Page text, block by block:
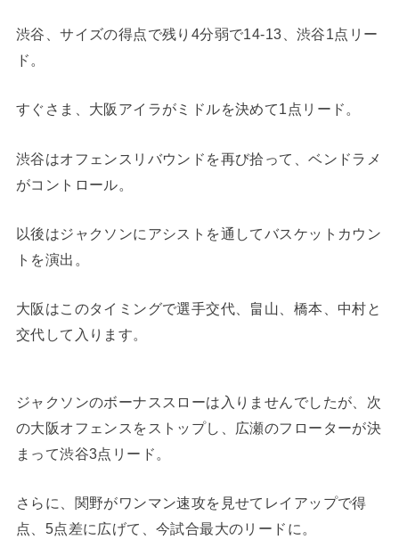
渋谷、サイズの得点で残り4分弱で14-13、渋谷1点リー
ド。
すぐさま、大阪アイラがミドルを決めて1点リード。
渋谷はオフェンスリバウンドを再び拾って、ベンドラメ
がコントロール。
以後はジャクソンにアシストを通してバスケットカウン
トを演出。
大阪はこのタイミングで選手交代、畠山、橋本、中村と
交代して入ります。
ジャクソンのボーナススローは入りませんでしたが、次
の大阪オフェンスをストップし、広瀬のフローターが決
まって渋谷3点リード。
さらに、関野がワンマン速攻を見せてレイアップで得
点、5点差に広げて、今試合最大のリードに。